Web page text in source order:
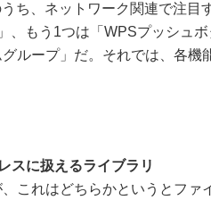
ち、ネットワーク関連で注目
、もう1つは「WPSプッシュ
ループ」だ。それでは、各機
スに扱えるライブラリ
これはどちらかというとファ